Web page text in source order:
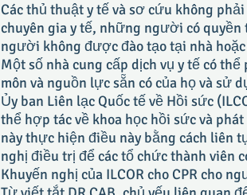
Các thủ thuật y tế và sơ cứu không
chuyên gia y tế, những người có
người không được đào tạo tại nhà
Một số nhà cung cấp dịch vụ y tế có
môn và nguồn lực sẵn có của họ và sử
Ủy ban Liên lạc Quốc tế về Hồi sức
thể hợp tác về khoa học hồi sức và
này thực hiện điều này bằng cách liên
nghị điều trị để các tổ chức thành viên
Khuyến nghị của ILCOR cho CPR cho